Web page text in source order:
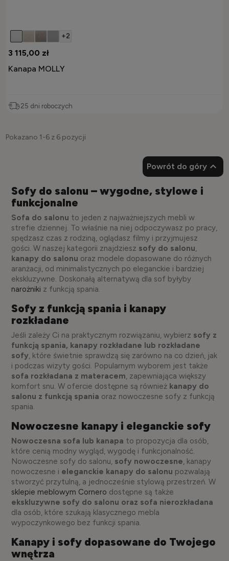
+2
3 115,00 zł
Kanapa MOLLY
25 dni roboczych
Pokazano 1-6 z 6 pozycji
Powrót do góry
Sofy do salonu – wygodne, stylowe i
funkcjonalne
Sofa do salonu to jeden z najważniejszych mebli w
strefie dziennej. To właśnie na niej odpoczywasz po pracy,
spędzasz czas z rodziną, oglądasz filmy i przyjmujesz
gości. W naszej kategorii znajdziesz sofy do salonu,
kanapy do salonu oraz modele dopasowane do różnych
aranżacji, od minimalistycznych po eleganckie i bardziej
ekskluzywne. Doskonałą alternatywą dla sof byłyby
narożniki z funkcją spania.
Sofy z funkcją spania i kanapy
rozkładane
Jeśli zależy Ci na praktycznym rozwiązaniu, wybierz sofy z
funkcją spania, kanapy rozkładane lub rozkładane
sofy, które świetnie sprawdzą się zarówno na co dzień, jak
i podczas wizyty gości. Popularnym wyborem jest także
sofa rozkładana z materacem, zapewniająca większy
komfort snu. W ofercie dostępne są również kanapy do
salonu z funkcją spania oraz nowoczesne sofy z funkcją
spania.
Nowoczesne kanapy i eleganckie sofy
Nowoczesna sofa lub kanapa to propozycja dla osób,
które cenią modny wygląd, wygodę i funkcjonalność.
Nowoczesne sofy do salonu, sofy nowoczesne, kanapy
nowoczesne i eleganckie kanapy do salonu pozwalają
stworzyć przytulną, a jednocześnie stylową przestrzeń. W
sklepie meblowym Cornero dostępne są także
ekskluzywne sofy do salonu oraz sofa nierozkładana
dla osób, które szukają klasycznego mebla
wypoczynkowego bez funkcji spania.
Kanapy i sofy dopasowane do Twojego
wnętrza